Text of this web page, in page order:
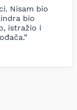
Nisam bio
bio
istražio i